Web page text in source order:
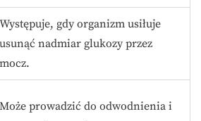
Występuje, gdy organizm usiłuje
usunąć nadmiar glukozy przez
mocz.
Może prowadzić do odwodnienia i